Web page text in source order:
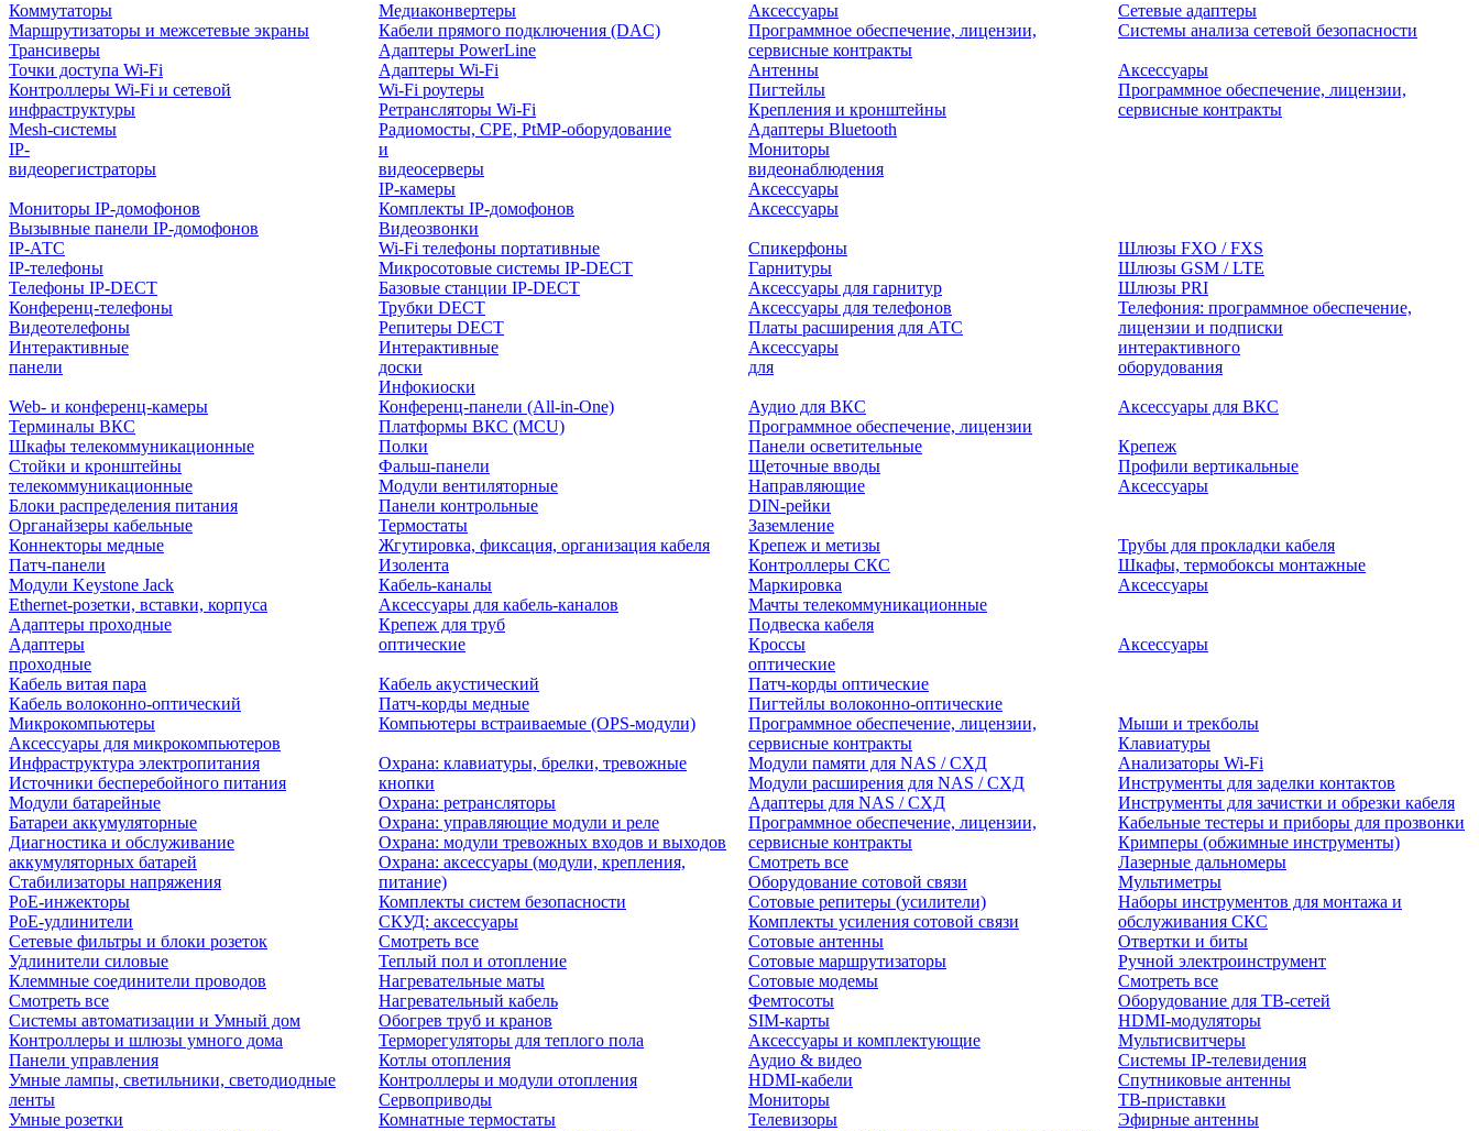
Коммутаторы
Маршрутизаторы и межсетевые экраны
Трансиверы
Медиаконвертеры
Кабели прямого подключения (DAC)
Адаптеры PowerLine
Аксессуары
Программное обеспечение, лицензии,
сервисные контракты
Сетевые адаптеры
Системы анализа сетевой безопасности
Точки доступа Wi-Fi
Контроллеры Wi-Fi и сетевой
инфраструктуры
Mesh-системы
Адаптеры Wi-Fi
Wi-Fi роутеры
Ретрансляторы Wi-Fi
Радиомосты, CPE, PtMP-оборудование
Антенны
Пигтейлы
Крепления и кронштейны
Адаптеры Bluetooth
Аксессуары
Программное обеспечение, лицензии,
сервисные контракты
IP-
видеорегистраторы
и
видеосерверы
IP-камеры
Мониторы
видеонаблюдения
Аксессуары
Мониторы IP-домофонов
Вызывные панели IP-домофонов
Комплекты IP-домофонов
Видеозвонки
Аксессуары
IP-АТС
IP-телефоны
Телефоны IP-DECT
Конференц-телефоны
Видеотелефоны
Wi-Fi телефоны портативные
Микросотовые системы IP-DECT
Базовые станции IP-DECT
Трубки DECT
Репитеры DECT
Спикерфоны
Гарнитуры
Аксессуары для гарнитур
Аксессуары для телефонов
Платы расширения для АТС
Шлюзы FXO / FXS
Шлюзы GSM / LTE
Шлюзы PRI
Телефония: программное обеспечение,
лицензии и подписки
Интерактивные
панели
Интерактивные
доски
Инфокиоски
Аксессуары
для
интерактивного
оборудования
Web- и конференц-камеры
Терминалы ВКС
Конференц-панели (All-in-One)
Платформы ВКС (MCU)
Аудио для ВКС
Программное обеспечение, лицензии
Аксессуары для ВКС
Шкафы телекоммуникационные
Стойки и кронштейны
телекоммуникационные
Блоки распределения питания
Органайзеры кабельные
Полки
Фальш-панели
Модули вентиляторные
Панели контрольные
Термостаты
Панели осветительные
Щеточные вводы
Направляющие
DIN-рейки
Заземление
Крепеж
Профили вертикальные
Аксессуары
Коннекторы медные
Патч-панели
Модули Keystone Jack
Ethernet-розетки, вставки, корпуса
Адаптеры проходные
Жгутировка, фиксация, организация кабеля
Изолента
Кабель-каналы
Аксессуары для кабель-каналов
Крепеж для труб
Крепеж и метизы
Контроллеры СКС
Маркировка
Мачты телекоммуникационные
Подвеска кабеля
Трубы для прокладки кабеля
Шкафы, термобоксы монтажные
Аксессуары
Адаптеры
проходные
оптические
Кроссы
оптические
Аксессуары
Кабель витая пара
Кабель волоконно-оптический
Кабель акустический
Патч-корды медные
Патч-корды оптические
Пигтейлы волоконно-оптические
Микрокомпьютеры
Аксессуары для микрокомпьютеров
Компьютеры встраиваемые (OPS-модули)
Программное обеспечение, лицензии,
сервисные контракты
Мыши и трекболы
Клавиатуры
Инфраструктура электропитания
Источники бесперебойного питания
Модули батарейные
Батареи аккумуляторные
Диагностика и обслуживание
аккумуляторных батарей
Стабилизаторы напряжения
PoE-инжекторы
PoE-удлинители
Сетевые фильтры и блоки розеток
Удлинители силовые
Клеммные соединители проводов
Смотреть все
Системы автоматизации и Умный дом
Контроллеры и шлюзы умного дома
Панели управления
Умные лампы, светильники, светодиодные
ленты
Умные розетки
Охрана: клавиатуры, брелки, тревожные
кнопки
Охрана: ретрансляторы
Охрана: управляющие модули и реле
Охрана: модули тревожных входов и выходов
Охрана: аксессуары (модули, крепления,
питание)
Комплекты систем безопасности
СКУД: аксессуары
Смотреть все
Теплый пол и отопление
Нагревательные маты
Нагревательный кабель
Обогрев труб и кранов
Терморегуляторы для теплого пола
Котлы отопления
Контроллеры и модули отопления
Сервоприводы
Комнатные термостаты
Модули памяти для NAS / СХД
Модули расширения для NAS / СХД
Адаптеры для NAS / СХД
Программное обеспечение, лицензии,
сервисные контракты
Смотреть все
Оборудование сотовой связи
Сотовые репитеры (усилители)
Комплекты усиления сотовой связи
Сотовые антенны
Сотовые маршрутизаторы
Сотовые модемы
Фемтосоты
SIM-карты
Аксессуары и комплектующие
Аудио & видео
HDMI-кабели
Мониторы
Телевизоры
Анализаторы Wi-Fi
Инструменты для заделки контактов
Инструменты для зачистки и обрезки кабеля
Кабельные тестеры и приборы для прозвонки
Кримперы (обжимные инструменты)
Лазерные дальномеры
Мультиметры
Наборы инструментов для монтажа и
обслуживания СКС
Отвертки и биты
Ручной электроинструмент
Смотреть все
Оборудование для ТВ-сетей
HDMI-модуляторы
Мультисвитчеры
Системы IP-телевидения
Спутниковые антенны
ТВ-приставки
Эфирные антенны